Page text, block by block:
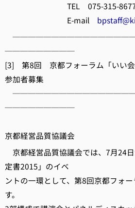
TEL 075-315-
E-mail
─────────
[3] 第8回 京都フォーラム「いい会
参加者募集
─────────
京都経営品質協議会
京都経営品質協議会では、7月24
定書2015」のイベ
ントの一環として、第8回京都フォ
す。